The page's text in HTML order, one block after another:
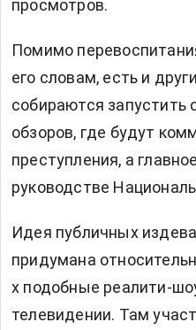
просмотров.
Помимо
его словам, есть и
собираются
обзоров, где будут
преступления, а
руководстве
Идея публичных
придумана
х подобные реалити-
телевидении. Там